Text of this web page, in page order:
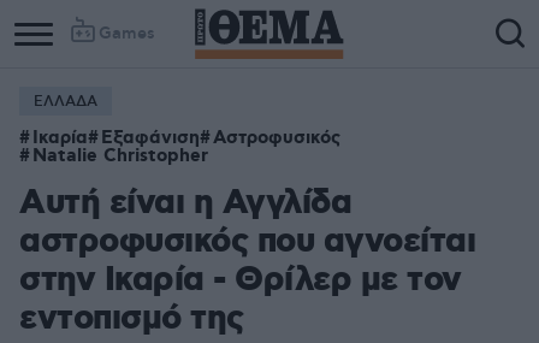
Games
ΕΛΛΑΔΑ
Ικαρία Εξαφάνιση Αστροφυσικός
Natalie Christopher
Αυτή είναι η Αγγλίδα
αστροφυσικός που αγνοείται
στην Ικαρία - Θρίλερ με τον
εντοπισμό της